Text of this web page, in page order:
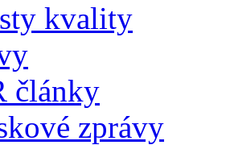
kvality
články
zprávy